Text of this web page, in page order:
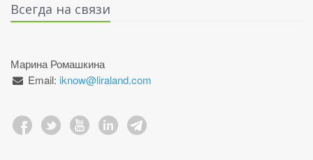
Всегда на связи
Марина Ромашкина
Email: iknow@liraland.com